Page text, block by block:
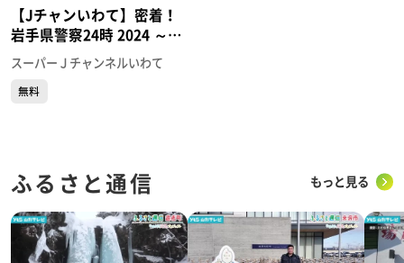
【Jチャンいわて】密着！
岩手県警察24時 2024 ～盛
岡東警察署・自動車警ら班
スーパーＪチャンネルいわて
無料
ふるさと通信 もっと見る